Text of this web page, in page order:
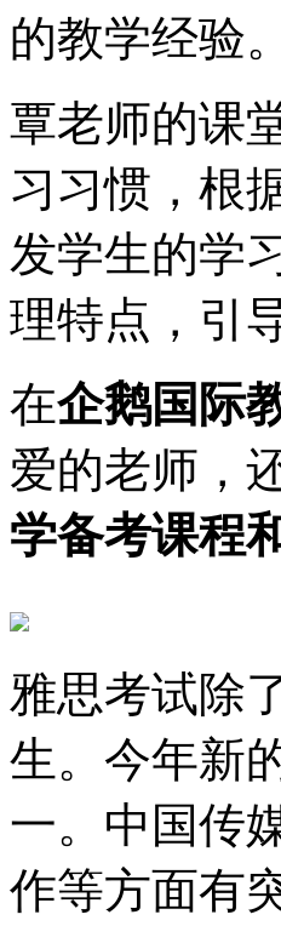
的教学经验。
覃老师的课
习习惯，根
发学生的学
理特点，引
在企鹅国际
爱的老师，
学备考课程
雅思考试除
生。今年新
一。中国传
作等方面有